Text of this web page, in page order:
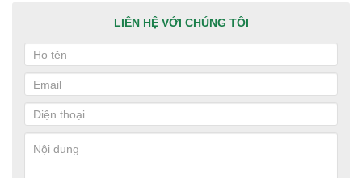
LIÊN HỆ VỚI CHÚNG TÔI